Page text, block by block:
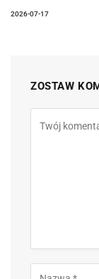
2026-07-17
ZOSTAW